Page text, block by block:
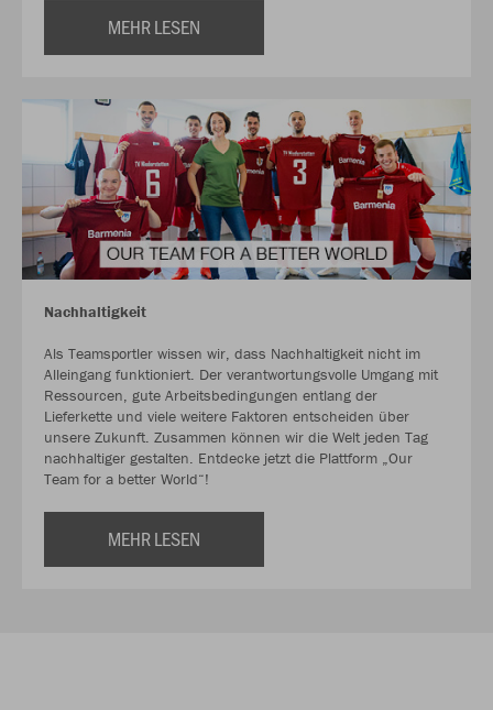
MEHR LESEN
Nachhaltigkeit
Als Teamsportler wissen wir, dass Nachhaltigkeit nicht im
Alleingang funktioniert. Der verantwortungsvolle Umgang mit
Ressourcen, gute Arbeitsbedingungen entlang der
Lieferkette und viele weitere Faktoren entscheiden über
unsere Zukunft. Zusammen können wir die Welt jeden Tag
nachhaltiger gestalten. Entdecke jetzt die Plattform „Our
Team for a better World“!
MEHR LESEN